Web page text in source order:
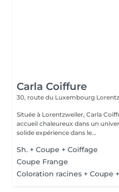
Carla Coiffure
30, route du Luxembourg
Située à Lorentzweiler, Carla
accueil chaleureux dans un
solide expérience dans le...
Sh. + Coupe + Coiffage
Coupe Frange
Coloration racines + Coupe